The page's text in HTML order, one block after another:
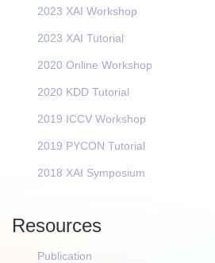
2023 XAI Workshop
2023 XAI Tutorial
2020 Online Workshop
2020 KDD Tutorial
2019 ICCV Workshop
2019 PYCON Tutorial
2018 XAI Symposium
Resources
Publication